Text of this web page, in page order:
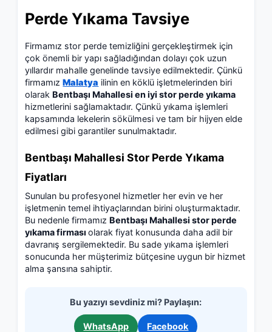
Perde Yıkama Tavsiye
Firmamız stor perde temizliğini gerçekleştirmek için
çok önemli bir yapı sağladığından dolayı çok uzun
yıllardır mahalle genelinde tavsiye edilmektedir. Çünkü
firmamızMalatya ilinin en köklü işletmelerinden biri
olarak Bentbaşı Mahallesi en iyi stor perde yıkama
hizmetlerini sağlamaktadır. Çünkü yıkama işlemleri
kapsamında lekelerin sökülmesi ve tam bir hijyen elde
edilmesi gibi garantiler sunulmaktadır.
Bentbaşı Mahallesi Stor Perde Yıkama
Fiyatları
Sunulan bu profesyonel hizmetler her evin ve her
işletmenin temel ihtiyaçlarından birini oluşturmaktadır.
Bu nedenle firmamız Bentbaşı Mahallesi stor perde
yıkama firmasıolarak fiyat konusunda daha adil bir
davranış sergilemektedir. Bu sade yıkama işlemleri
sonucunda her müşterimiz bütçesine uygun bir hizmet
alma şansına sahiptir.
Bu yazıyı sevdiniz mi? Paylaşın:
WhatsApp Facebook